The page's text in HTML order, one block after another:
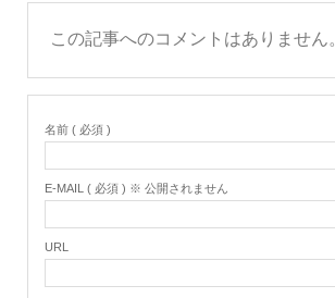
この記事へのコメントはありません。
名前 ( 必須 )
E-MAIL ( 必須 ) ※ 公開されません
URL